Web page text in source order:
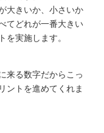
大きいか、小さいか
てどれが一番大きい
を実施します。
来る数字だからこっ
ントを進めてくれま